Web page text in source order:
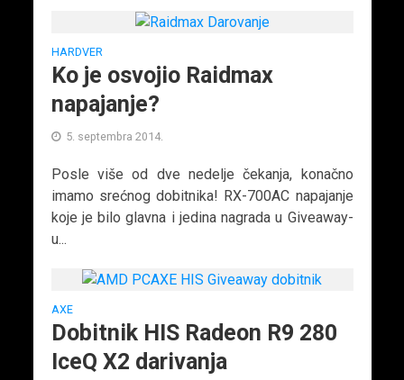
HARDVER
Ko je osvojio Raidmax
napajanje?
5. septembra 2014.
Posle više od dve nedelje čekanja, konačno
imamo srećnog dobitnika! RX-700AC napajanje
koje je bilo glavna i jedina nagrada u Giveaway-
u...
AXE
Dobitnik HIS Radeon R9 280
IceQ X2 darivanja